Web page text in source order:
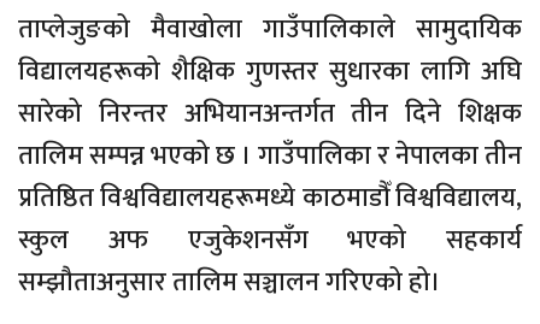
ताप्लेजुङको मैवाखोला गाउँपालिकाले सामुदायिक
विद्यालयहरूको शैक्षिक गुणस्तर सुधारका लागि अघि
सारेको निरन्तर अभियानअन्तर्गत तीन दिने शिक्षक
तालिम सम्पन्न भएको छ । गाउँपालिका र नेपालका तीन
प्रतिष्ठित विश्वविद्यालयहरूमध्ये काठमाडौँ विश्वविद्यालय,
स्कुल अफ एजुकेशनसँग भएको सहकार्य
सम्झौताअनुसार तालिम सञ्चालन गरिएको हो।